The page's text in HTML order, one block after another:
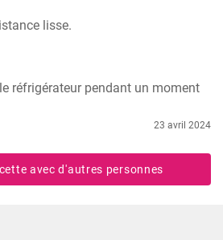
lisse.
réfrigérateur pendant un moment
23 avril 2024
avec d'autres personnes